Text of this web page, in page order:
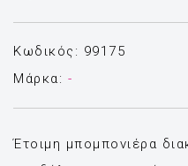
Κωδικός: 99175
Μάρκα: -
Έτοιμη μπομπονιέρα